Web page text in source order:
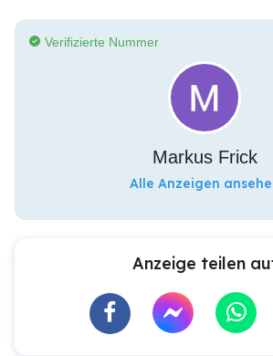
Verifizierte Nummer
Markus Frick
Alle Anzeigen
Anzeige teilen